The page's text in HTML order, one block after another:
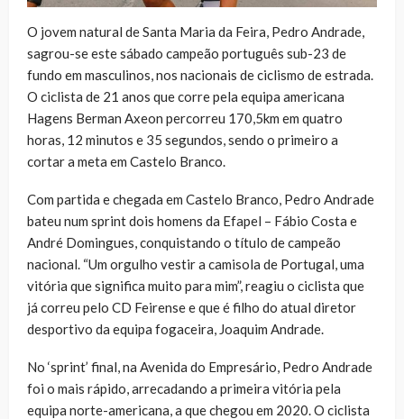
O jovem natural de Santa Maria da Feira, Pedro Andrade,
sagrou-se este sábado campeão português sub-23 de
fundo em masculinos, nos nacionais de ciclismo de estrada.
O ciclista de 21 anos que corre pela equipa americana
Hagens Berman Axeon percorreu 170,5km em quatro
horas, 12 minutos e 35 segundos, sendo o primeiro a
cortar a meta em Castelo Branco.
Com partida e chegada em Castelo Branco, Pedro Andrade
bateu num sprint dois homens da Efapel – Fábio Costa e
André Domingues, conquistando o título de campeão
nacional. “Um orgulho vestir a camisola de Portugal, uma
vitória que significa muito para mim”, reagiu o ciclista que
já correu pelo CD Feirense e que é filho do atual diretor
desportivo da equipa fogaceira, Joaquim Andrade.
No ‘sprint’ final, na Avenida do Empresário, Pedro Andrade
foi o mais rápido, arrecadando a primeira vitória pela
equipa norte-americana, a que chegou em 2020. O ciclista